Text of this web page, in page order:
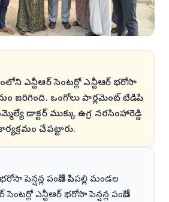
ఎన్టీఆర్ సెంటర్లో ఎన్టీఆర్ భరోసా
జరిగింది. ఒంగోలు పార్లమెంట్ టిడిపి
డాక్టర్ ముక్కు ఉగ్ర నరసింహారెడ్డి
చేపట్టారు.
పెన్షన్ల పంపిణీ పిసిపల్లి మండల
సెంటర్లో ఎన్టీఆర్ భరోసా పెన్షన్ల పంపిణీ